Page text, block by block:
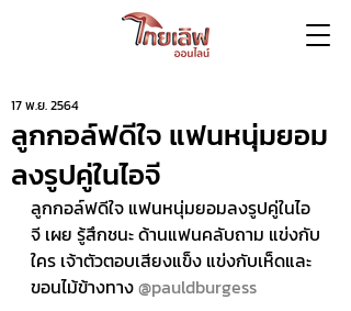
ลูกกอล์ฟดีใจ แฟนหนุ่มยอม
ลงรูปคู่ในไอจี
17 พ.ย. 2564
ลูกกอล์ฟดีใจ แฟนหนุ่มยอมลงรูปคู่ในไอ
จี เผย รู้สึกชนะ ด้านแฟนคลับถาม แข่งกับ
ใคร เจ้าตัวตอบเสียงแข็ง แข่งกับเห็ดและ
ขอนไม้ข้างทาง @pauldburgess